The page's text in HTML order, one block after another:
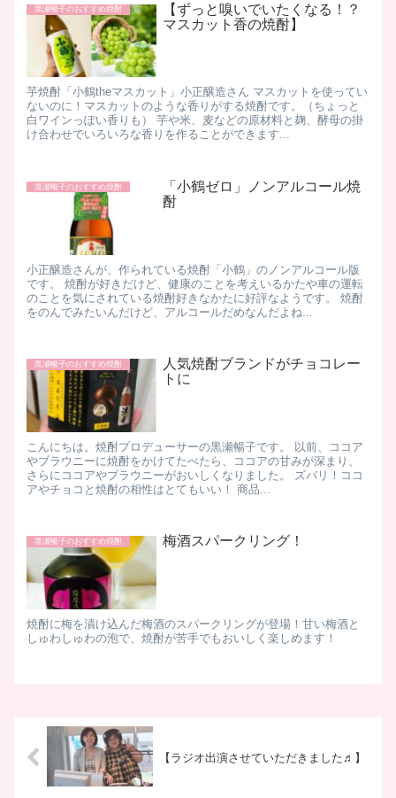
黒瀬暢子のおすすめ焼酎
【ずっと嗅いでいたくなる！？
マスカット香の焼酎】
芋焼酎「小鶴theマスカット」小正醸造さん マスカットを使ってい
ないのに！マスカットのような香りがする焼酎です。（ちょっと
白ワインっぽい香りも） 芋や米、麦などの原材料と麹、酵母の掛
け合わせでいろいろな香りを作ることができます...
黒瀬暢子のおすすめ焼酎
「小鶴ゼロ」ノンアルコール焼
酎
小正醸造さんが、作られている焼酎「小鶴」のノンアルコール版
です。 焼酎が好きだけど、健康のことを考えいるかたや車の運転
のことを気にされている焼酎好きなかたに好評なようです。 焼酎
をのんでみたいんだけど、アルコールだめなんだよね...
黒瀬暢子のおすすめ焼酎
人気焼酎ブランドがチョコレー
トに
こんにちは。焼酎プロデューサーの黒瀬暢子です。 以前、ココア
やブラウニーに焼酎をかけてたべたら、ココアの甘みが深まり、
さらにココアやブラウニーがおいしくなりました。 ズバリ！ココ
アやチョコと焼酎の相性はとてもいい！ 商品...
黒瀬暢子のおすすめ焼酎 梅酒スパークリング！
焼酎に梅を漬け込んだ梅酒のスパークリングが登場！甘い梅酒と
しゅわしゅわの泡で、焼酎が苦手でもおいしく楽しめます！
【ラジオ出演させていただきました♬】